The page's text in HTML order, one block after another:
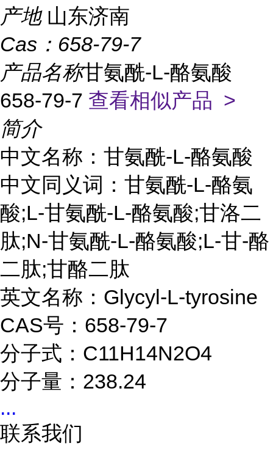
产地 山东济南
Cas： 658-79-7
产品名称甘氨酰-L-酪氨酸
658-79-7 查看相似产品 >
简介
中文名称：甘氨酰-L-酪氨酸
中文同义词：甘氨酰-L-酪氨
酸;L-甘氨酰-L-酪氨酸;甘洛二
肽;N-甘氨酰-L-酪氨酸;L-甘-酪
二肽;甘酪二肽
英文名称：Glycyl-L-tyrosine
CAS号：658-79-7
分子式：C11H14N2O4
分子量：238.24
...
联系我们